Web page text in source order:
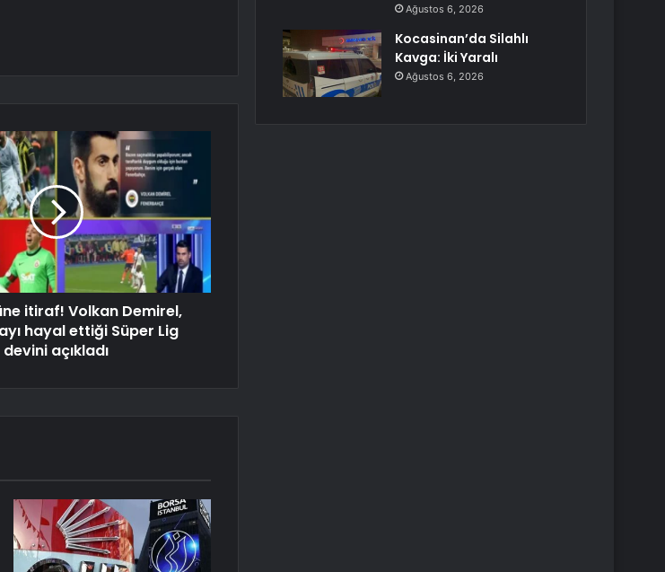
itiraf! Volkan Demirel,
hayal ettiği Süper Lig
devini açıkladı
Ağustos 6, 2026
Kocasinan’da Silahlı
Kavga: İki Yaralı
Ağustos 6, 2026